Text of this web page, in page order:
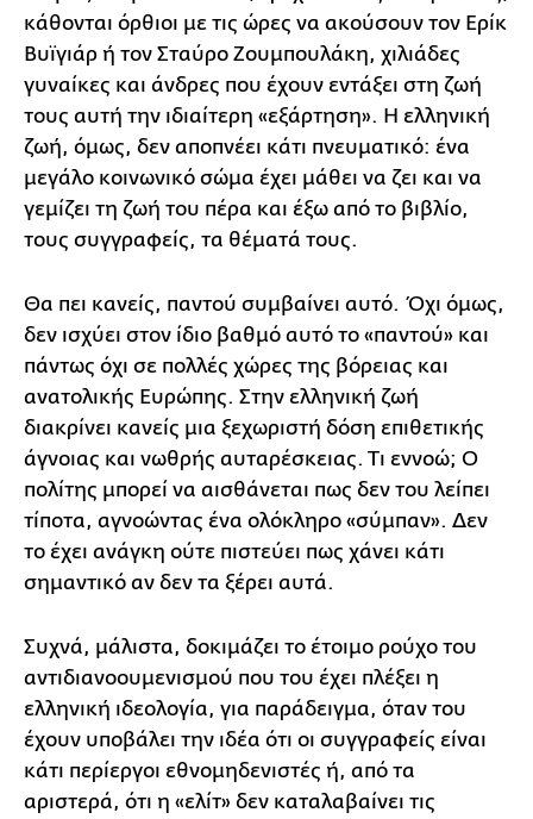
κάθονται όρθιοι με τις ώρες να ακούσουν τον Ερίκ
Βυϊγιάρ ή τον Σταύρο Ζουμπουλάκη, χιλιάδες
γυναίκες και άνδρες που έχουν εντάξει στη ζωή
τους αυτή την ιδιαίτερη «εξάρτηση». Η ελληνική
ζωή, όμως, δεν αποπνέει κάτι πνευματικό: ένα
μεγάλο κοινωνικό σώμα έχει μάθει να ζει και να
γεμίζει τη ζωή του πέρα και έξω από το βιβλίο,
τους συγγραφείς, τα θέματά τους.
Θα πει κανείς, παντού συμβαίνει αυτό. Όχι όμως,
δεν ισχύει στον ίδιο βαθμό αυτό το «παντού» και
πάντως όχι σε πολλές χώρες της βόρειας και
ανατολικής Ευρώπης. Στην ελληνική ζωή
διακρίνει κανείς μια ξεχωριστή δόση επιθετικής
άγνοιας και νωθρής αυταρέσκειας. Τι εννοώ; Ο
πολίτης μπορεί να αισθάνεται πως δεν του λείπει
τίποτα, αγνοώντας ένα ολόκληρο «σύμπαν». Δεν
το έχει ανάγκη ούτε πιστεύει πως χάνει κάτι
σημαντικό αν δεν τα ξέρει αυτά.
Συχνά, μάλιστα, δοκιμάζει το έτοιμο ρούχο του
αντιδιανοουμενισμού που του έχει πλέξει η
ελληνική ιδεολογία, για παράδειγμα, όταν του
έχουν υποβάλει την ιδέα ότι οι συγγραφείς είναι
κάτι περίεργοι εθνομηδενιστές ή, από τα
αριστερά, ότι η «ελίτ» δεν καταλαβαίνει τις